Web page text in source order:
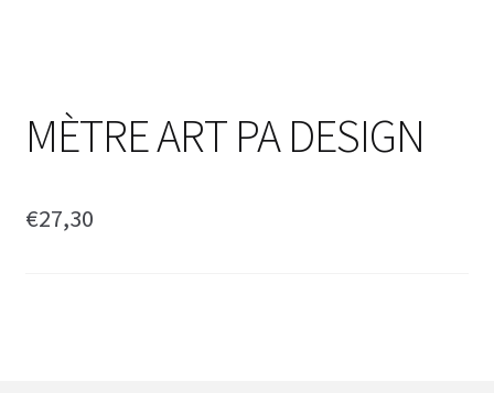
MÈTRE ART PA DESIGN
€27,30